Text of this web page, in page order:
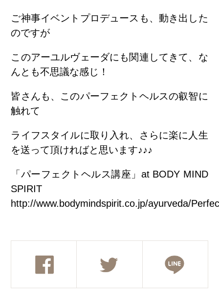
ご神事イベントプロデュースも、動き出した
のですが
このアーユルヴェーダにも関連してきて、な
んとも不思議な感じ！
皆さんも、このパーフェクトヘルスの叡智に
触れて
ライフスタイルに取り入れ、さらに楽に人生
を送って頂ければと思います♪♪♪
「パーフェクトヘルス講座」at BODY MIND
SPIRIT
http://www.bodymindspirit.co.jp/ayurveda/